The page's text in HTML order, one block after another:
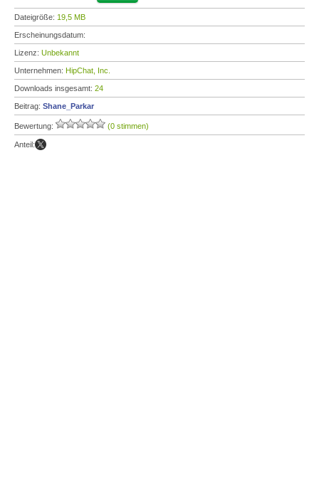
Dateigröße: 19,5 MB
Erscheinungsdatum:
Lizenz: Unbekannt
Unternehmen: HipChat, Inc.
Downloads insgesamt: 24
Beitrag: Shane_Parkar
Bewertung: (0 stimmen)
Anteil: